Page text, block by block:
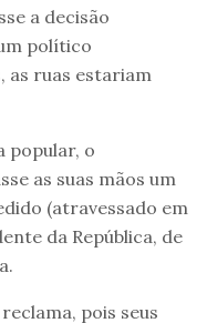
a decisão
político
as ruas estariam
popular, o
as suas mãos um
(atravessado em
da República, de
pois seus